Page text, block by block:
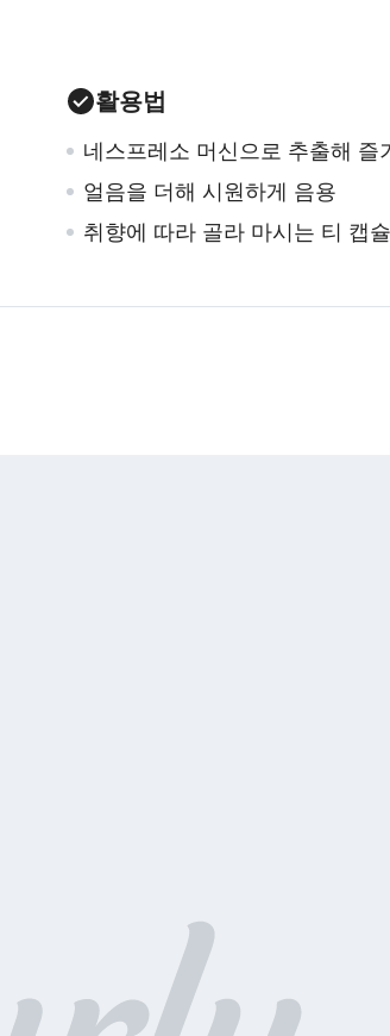
활용법
네스프레소 머신으로 추출해 즐
얼음을 더해 시원하게 음용
취향에 따라 골라 마시는 티 캡슐